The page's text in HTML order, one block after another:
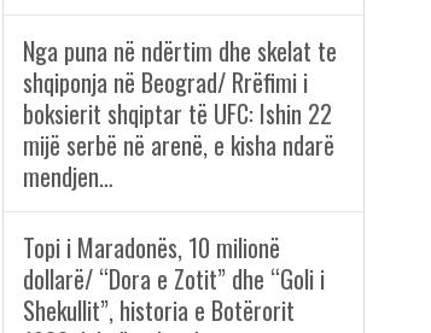
Nga puna në ndërtim dhe skelat te
shqiponja në Beograd/ Rrëfimi i
boksierit shqiptar të UFC: Ishin 22
mijë serbë në arenë, e kisha ndarë
mendjen…
Topi i Maradonës, 10 milionë
dollarë/ “Dora e Zotit” dhe “Goli i
Shekullit”, historia e Botërorit